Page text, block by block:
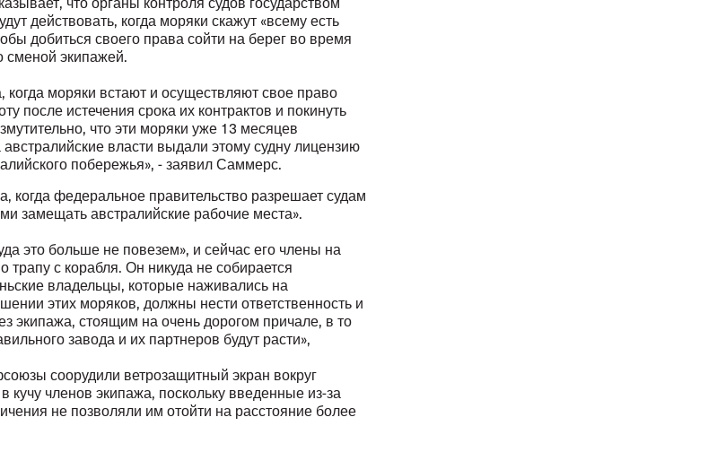
действовать, когда моряки скажут «всему есть
добиться своего права сойти на берег во время
сменой экипажей.
моряки встают и осуществляют свое право
после истечения срока их контрактов и покинуть
что эти моряки уже 13 месяцев
власти выдали этому судну лицензию
побережья», - заявил Саммерс.
когда федеральное правительство разрешает судам
замещать австралийские рабочие места».
это больше не повезем», и сейчас его члены на
трапу с корабля. Он никуда не собирается
владельцы, которые наживались на
этих моряков, должны нести ответственность и
экипажа, стоящим на очень дорогом причале, в то
завода и их партнеров будут расти»,
соорудили ветрозащитный экран вокруг
кучу членов экипажа, поскольку введенные из-за
не позволяли им отойти на расстояние более